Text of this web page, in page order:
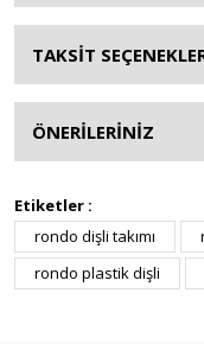
TAKSİT
ÖNERİLERİNİZ
Etiketler :
rondo dişli takımı
rondo plastik dişli